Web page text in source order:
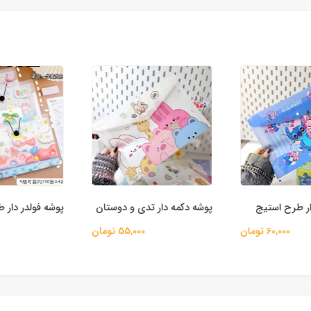
طرح استیج
60,000 تومان
پوشه دکمه دار تدی و دوستان
55,000 تومان
پوشه فولدر دار